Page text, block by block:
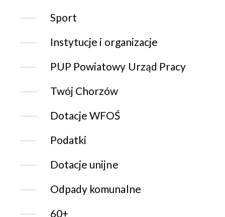
Sport
Instytucje i organizacje
PUP Powiatowy Urząd Pracy
Twój Chorzów
Dotacje WFOŚ
Podatki
Dotacje unijne
Odpady komunalne
60+